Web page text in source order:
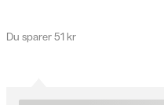
Du sparer 51 kr